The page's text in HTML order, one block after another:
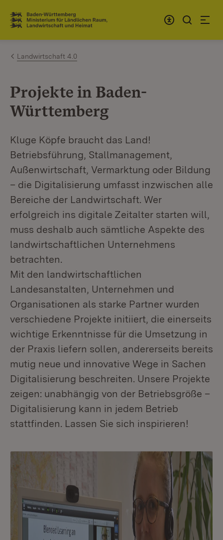
Zum Inhalt springen
Link zur Startseite
Landwirtschaft 4.0
Projekte in Baden-
Württemberg
Kluge Köpfe braucht das Land!
Betriebsführung, Stallmanagement,
Außenwirtschaft, Vermarktung oder Bildung
– die Digitalisierung umfasst inzwischen alle
Bereiche der Landwirtschaft. Wer
erfolgreich ins digitale Zeitalter starten will,
muss deshalb auch sämtliche Aspekte des
landwirtschaftlichen Unternehmens
betrachten.
Mit den landwirtschaftlichen
Landesanstalten, Unternehmen und
Organisationen als starke Partner wurden
verschiedene Projekte initiiert, die einerseits
wichtige Erkenntnisse für die Umsetzung in
der Praxis liefern sollen, andererseits bereits
mutig neue und innovative Wege in Sachen
Digitalisierung beschreiten. Unsere Projekte
zeigen: unabhängig von der Betriebsgröße –
Digitalisierung kann in jedem Betrieb
stattfinden. Lassen Sie sich inspirieren!